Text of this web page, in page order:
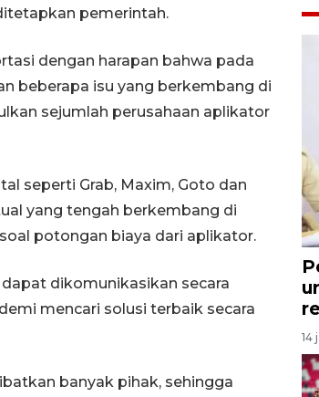
pemerintah.
dengan harapan bahwa pada
beberapa isu yang berkembang di
sejumlah perusahaan aplikator
seperti Grab, Maxim, Goto dan
yang tengah berkembang di
potongan biaya dari aplikator.
dikomunikasikan secara
mencari solusi terbaik secara
banyak pihak, sehingga
14